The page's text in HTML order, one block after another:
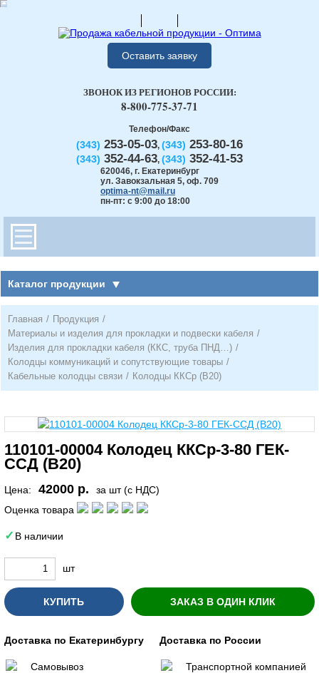
Оставить заявку
Телефон/Факс
(343) 253-05-03, (343) 253-80-16
(343) 352-44-63, (343) 352-41-53
620046, г. Екатеринбург
ул. Завокзальная 5, оф. 709
optima-nt@mail.ru
пн-пт: с 9:00 до 18:00
ЗВОНОК ИЗ РЕГИОНОВ РОССИИ:
8-800-775-37-71
Каталог продукции
Главная / Продукция /
Материалы и изделия для прокладки и подвески кабеля /
Изделия для прокладки кабеля (ККС, труба ПНД…) /
Колодцы коммуникаций и сопутствующие товары /
Кабельные колодцы связи / Колодцы ККСр (В20)
110101-00004 Колодец ККСр-3-80 ГЕК-
ССД (В20)
Цена: 42000 р.
за шт (с НДС)
Оценка товара
В наличии
шт
КУПИТЬ ЗАКАЗ В ОДИН КЛИК
Доставка по Екатеринбургу
Самовывоз
Доставка по России
Транспортной компанией